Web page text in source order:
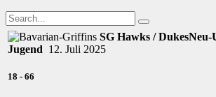
SG Hawks / DukesNeu-
Jugend 12. Juli 2025
18 - 66